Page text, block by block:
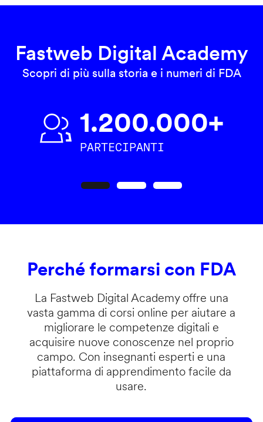
Fastweb Digital Academy
Scopri di più sulla storia e i numeri di FDA
1.200.000+
PARTECIPANTI
Perché formarsi con FDA
La Fastweb Digital Academy offre una
vasta gamma di corsi online per aiutare a
migliorare le competenze digitali e
acquisire nuove conoscenze nel proprio
campo. Con insegnanti esperti e una
piattaforma di apprendimento facile da
usare.